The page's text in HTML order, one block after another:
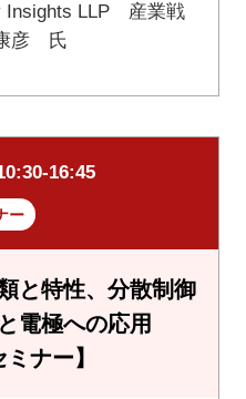
Insights LLP 産業戦
彦 氏
16:45
ー
と特性、分散制御
電極への応用
ナー】